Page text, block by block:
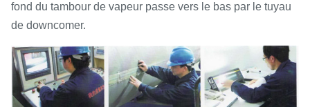
fond du tambour de vapeur passe vers le bas par le tuyau
de downcomer.